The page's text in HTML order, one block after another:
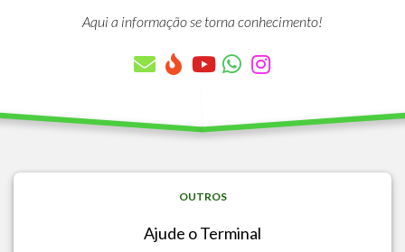
Aqui a informação se torna conhecimento!
OUTROS
Ajude o Terminal